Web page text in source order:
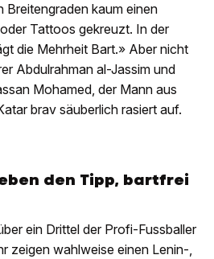
Breitengraden kaum einen
Tattoos gekreuzt. In der
die Mehrheit Bart.» Aber nicht
Abdulrahman al-Jassim und
Mohamed, der Mann aus
brav säuberlich rasiert auf.
den Tipp, bartfrei
ein Drittel der Profi-Fussballer
zeigen wahlweise einen Lenin-,